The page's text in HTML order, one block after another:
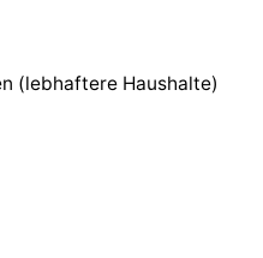
(lebhaftere Haushalte)